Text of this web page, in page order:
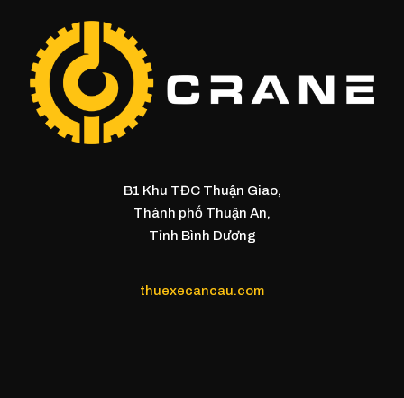
B1 Khu TĐC Thuận Giao,
Thành phố Thuận An,
Tỉnh Bình Dương
thuexecancau.com